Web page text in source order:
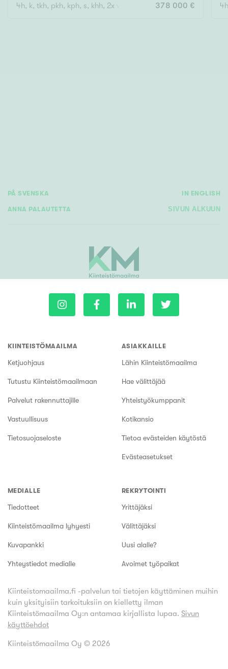
4h, k, tkh, pkh, kph, s, khh, 2x wc, 2x vh, varasto
378 000 €
PÅ SVENSKA IN ENGLISH
ANNA PALAUTETTA SIVUN ALKUUN
KIINTEISTÖMAAILMA
Ketjuohjaus
Tutustu Kiinteistömaailmaan
Palvelut rakennuttajille
Vastuullisuus
Tietosuojaseloste
ASIAKKAILLE
Lähin Kiinteistömaailma
Hae välittäjää
Yhteistyökumppanit
Kotikansio
Tietoa evästeiden käytöstä
Evästeasetukset
MEDIALLE
Tiedotteet
Kiinteistömaailma lyhyesti
Kuvapankki
Yhteystiedot medialle
REKRYTOINTI
Yrittäjäksi
Välittäjäksi
Uusi alalle?
Avoimet työpaikat
Kiinteistomaailma.fi -palvelun tai tietojen käyttäminen muihin
kuin yksityisiin tarkoituksiin on kielletty ilman
Kiinteistömaailma Oy:n antamaa kirjallista lupaa. Sivun
käyttöehdot
Kiinteistömaailma Oy © 2026